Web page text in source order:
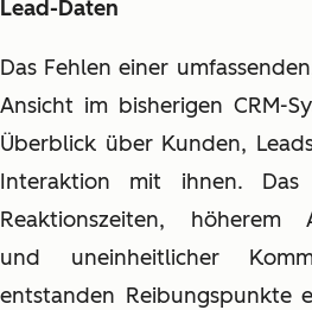
Lead-Daten
Das Fehlen einer
Ansicht im bisherigen CRM-
Überblick über Kunden,
Interaktion mit ihnen.
Reaktionszeiten, höherem
und uneinheitlicher
entstanden Reibungspunkte